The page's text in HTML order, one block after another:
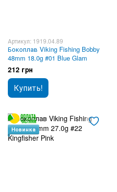
Артикул: 1919.04.89
Бокоплав Viking Fishing Bobby
48mm 18.0g #01 Blue Glam
212 грн
Купить!
Новинка